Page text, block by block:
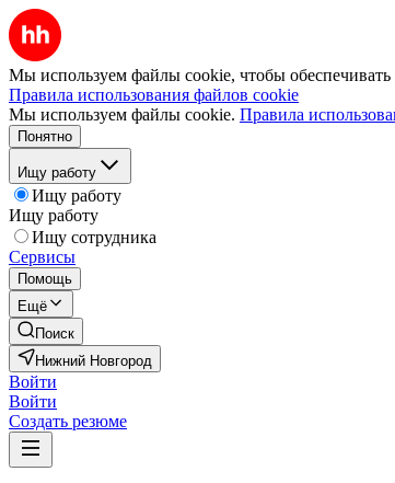
Мы используем файлы cookie, чтобы обеспечивать
Правила использования файлов cookie
Мы используем файлы cookie. Правила
Понятно
Ищу работу
Ищу работу
Ищу работу
Ищу сотрудника
Сервисы
Помощь
Ещё
Поиск
Нижний Новгород
Войти
Войти
Создать резюме